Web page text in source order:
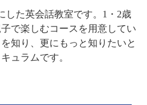
した英会話教室です。1・2歳
で楽しむコースを用意してい
知り、更にもっと知りたいと
ュラムです。